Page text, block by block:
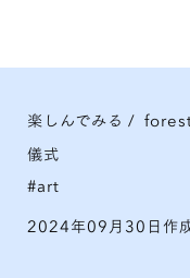
楽しんでみる /
儀式
art
2024年09月30日作